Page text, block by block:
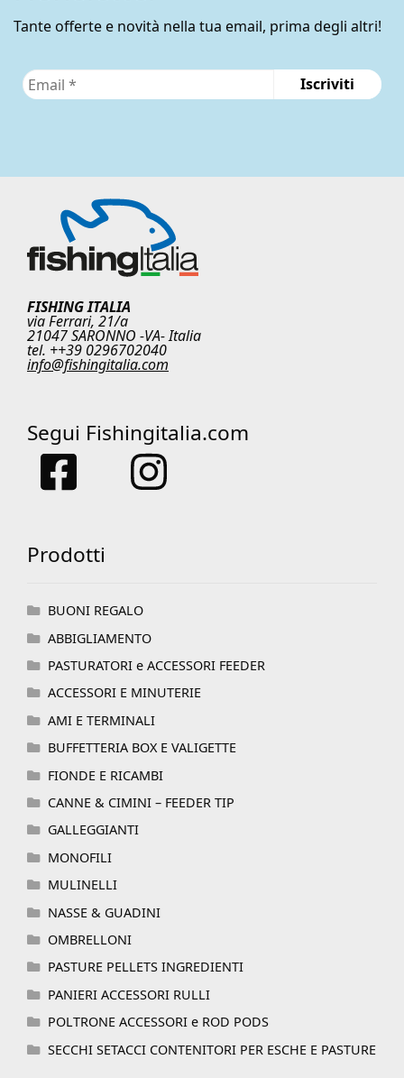
Tante offerte e novità nella tua email, prima degli altri!
FISHING ITALIA
via Ferrari, 21/a
21047 SARONNO -VA- Italia
tel. ++39 0296702040
info@fishingitalia.com
Segui Fishingitalia.com
Prodotti
BUONI REGALO
ABBIGLIAMENTO
PASTURATORI e ACCESSORI FEEDER
ACCESSORI E MINUTERIE
AMI E TERMINALI
BUFFETTERIA BOX E VALIGETTE
FIONDE E RICAMBI
CANNE & CIMINI – FEEDER TIP
GALLEGGIANTI
MONOFILI
MULINELLI
NASSE & GUADINI
OMBRELLONI
PASTURE PELLETS INGREDIENTI
PANIERI ACCESSORI RULLI
POLTRONE ACCESSORI e ROD PODS
SECCHI SETACCI CONTENITORI PER ESCHE E PASTURE